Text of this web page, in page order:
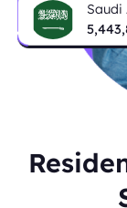
Saudi